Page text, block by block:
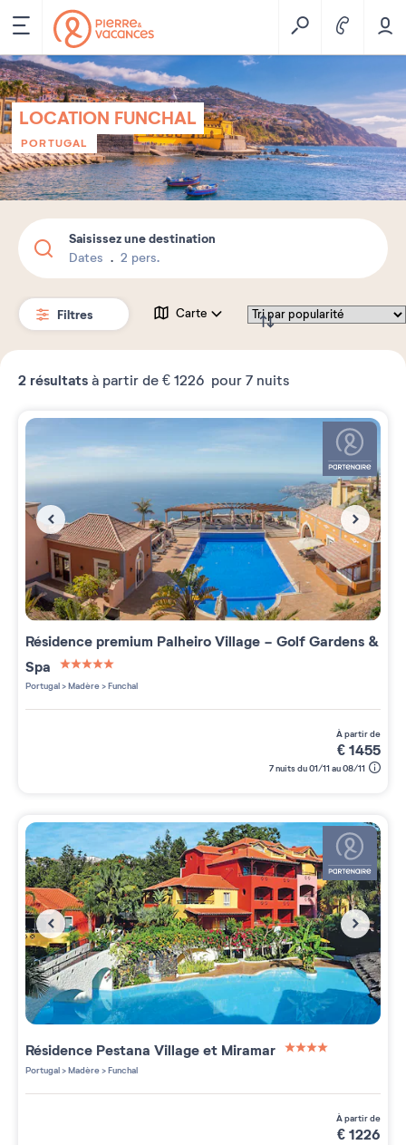
LOCATION FUNCHAL
PORTUGAL
Saisissez une destination
Dates 2 pers.
Filtres Carte
2 résultats à partir de € 1226 pour 7 nuits
Résidence premium Palheiro Village - Golf Gardens &
Spa
5 étoiles sur 5
Portugal>Madère>Funchal
à partir de
€1455
7 nuits du 01/11 au 08/11
Résidence Pestana Village et Miramar
Portugal>Madère>Funchal
à partir de
€1226